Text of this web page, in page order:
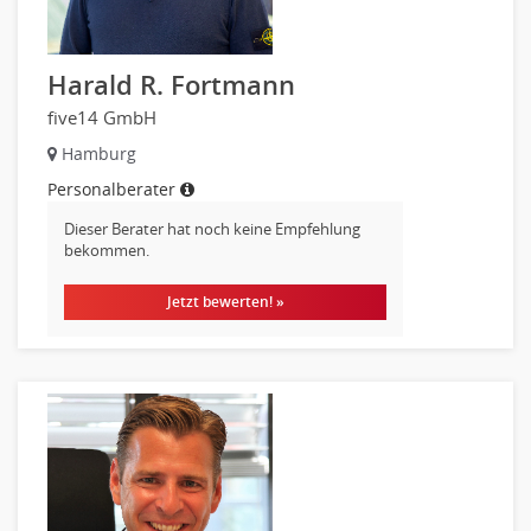
Datenbanken
Embedded Systems
Helpdesk
IT Leitung, Teamleitung
Projektmanagement
SAP/ERP-Beratung, Entwicklung
Softwareentwicklung
Web-Entwicklung
Wirtschaftsinformatik
Biotechnologie
Harald R. Fortmann
five14 GmbH
Hamburg
Personalberater
Dieser Berater hat noch keine Empfehlung
bekommen.
Jetzt bewerten! »